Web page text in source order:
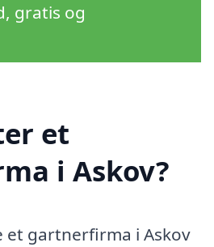
gratis og
et
i Askov?
et gartnerfirma i Askov